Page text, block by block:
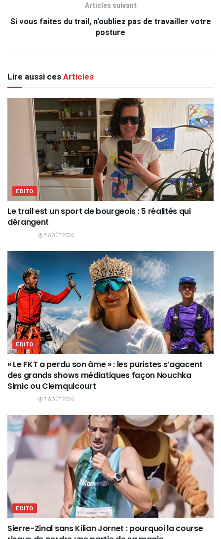
Articles suivant
Si vous faites du trail, n’oubliez pas de travailler votre
posture
Lire aussi cesArticles
EDITO
Le trail est un sport de bourgeois : 5 réalités qui
dérangent
7 AOÛT 2026
EDITO
« Le FKT a perdu son âme » : les puristes s’agacent
des grands shows médiatiques façon Nouchka
Simic ou Clemquicourt
7 AOÛT 2026
EDITO
Sierre-Zinal sans Kilian Jornet : pourquoi la course